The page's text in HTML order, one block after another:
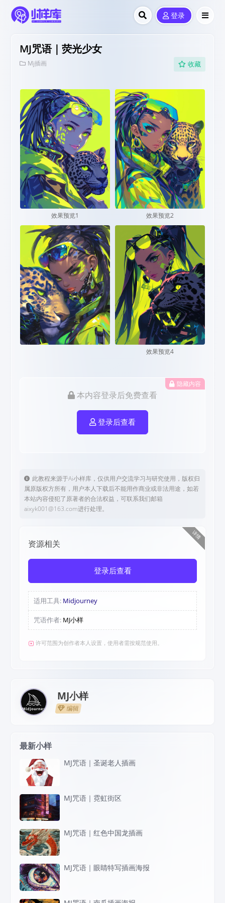
登录
MJ咒语｜荧光少女
Mj插画 收藏
效果预览1 效果预览2
效果预览4
隐藏内容
本内容登录后免费查看
登录后查看
此教程来源于Ai小样库，仅供用户交流学习与研究使用，版权归
属原版权方所有，用户本人下载后不能用作商业或非法用途，如若
本站内容侵犯了原著者的合法权益，可联系我们邮箱
aixyk001@163.com进行处理。
详情
资源相关
登录后查看
适用工具: Midjourney
咒语作者: MJ小样
许可范围为创作者本人设置，使用者需按规范使用。
MJ小样
编辑
最新小样
MJ咒语｜圣诞老人插画
MJ咒语｜霓虹街区
MJ咒语｜红色中国龙插画
MJ咒语｜眼睛特写插画海报